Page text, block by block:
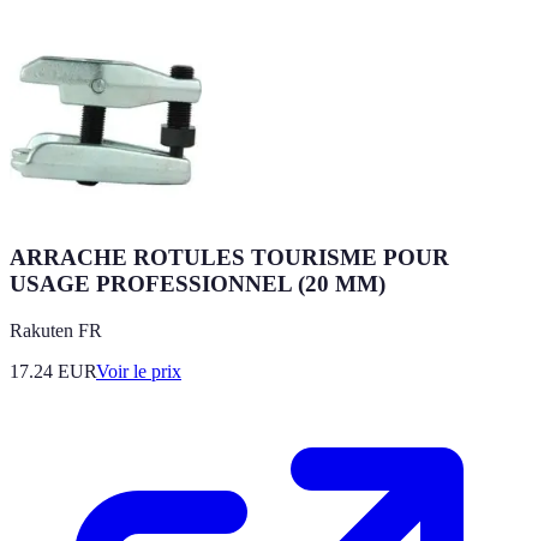
ARRACHE ROTULES TOURISME POUR
USAGE PROFESSIONNEL (20 MM)
Rakuten FR
17.24 EURVoir le prix